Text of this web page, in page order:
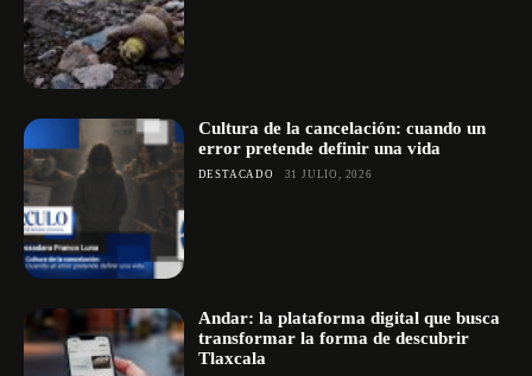
Cultura de la cancelación: cuando un
error pretende definir una vida
DESTACADO 31 JULIO, 2026
Andar: la plataforma digital que busca
transformar la forma de descubrir
Tlaxcala